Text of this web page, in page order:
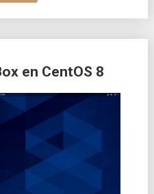
en CentOS 8